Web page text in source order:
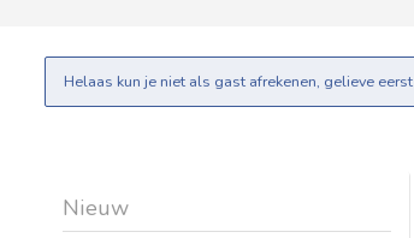
Helaas kun je niet als gast afrekenen, gelieve eerst
Nieuw